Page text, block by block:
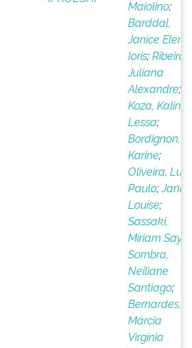
Maiolino;
Barddal,
Janice Elena
Ioris;Ribeiro,
Juliana
Alexandre;
Koza,
Lessa;
Bordignon,
Karine;
Oliveira, Luís
Paulo;Jank,
Louise;
Sassaki,
Míriam
Sombra,
Neiliane
Santiago;
Bernardes,
Márcia
Virgínia